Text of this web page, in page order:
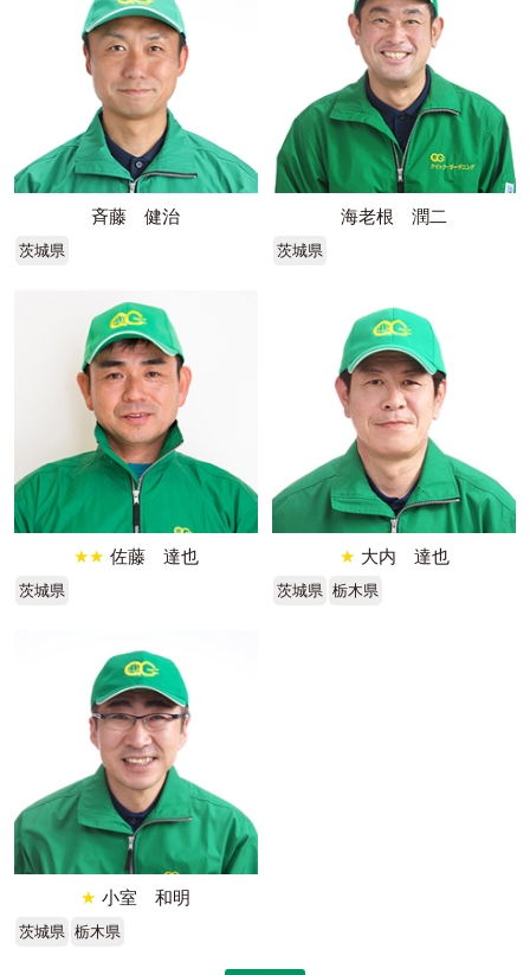
斉藤 健治
茨城県
海老根 潤二
茨城県
★★ 佐藤 達也
茨城県
★ 大内 達也
茨城県 栃木県
★ 小室 和明
茨城県 栃木県